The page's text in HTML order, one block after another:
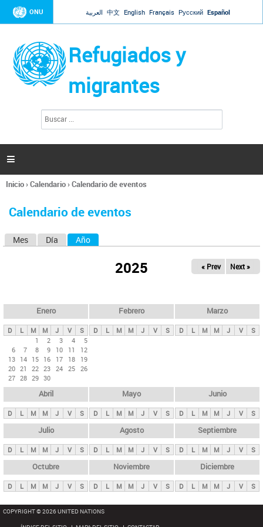
Jump to navigation
ONU العربية 中文 English Français Русский Español
Refugiados y
migrantes
l
d
s

Se
usted
Inicio›Calendario›Calendario de eventos
Calendario de eventos
s
p
n
i
p
a
l
s
Mes Día Año
2025 « Prev Next »
Enero
D L M M J V
S
1
2 3 4
5
6
7 8 9 10 11
12
13 14 15 16 17 18
19
20 21 22 23 24 25 26
27 28 29 30
Febrero
D L M M J V S
Marzo
D L M M J V S
Abril
D L M M J V S
Mayo
D L M M J V S
Junio
D L M M J V S
Julio
D L M M J V S
Agosto
D L M M J V S
Septiembre
D L M M J V S
Octubre
D L M M J V S
Noviembre
D L M M J V S
Diciembre
D L M M J V S
COPYRIGHT © 2026 UNITED NATIONS